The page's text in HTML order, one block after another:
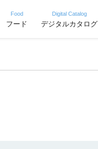
Food
フード
Digital Catalog
デジタルカタログ